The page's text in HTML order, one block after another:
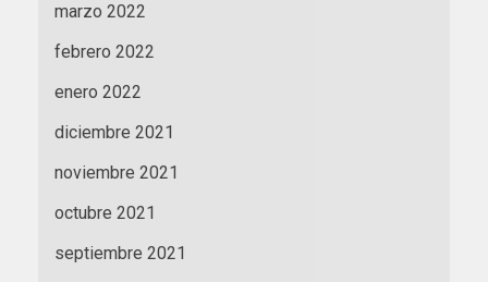
marzo 2022
febrero 2022
enero 2022
diciembre 2021
noviembre 2021
octubre 2021
septiembre 2021